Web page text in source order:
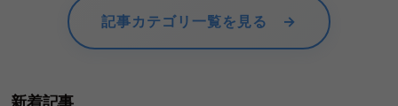
記事カテゴリ一覧を見る →